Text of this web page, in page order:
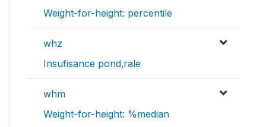
Weight-for-height: percentile
whz
Insufisance pond‚rale
whm
Weight-for-height: %median